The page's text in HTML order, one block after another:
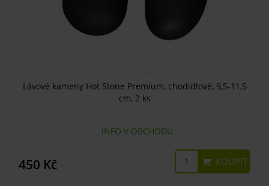
Lávové kameny Hot Stone Premium, chodidlové, 9,5-11,5
cm, 2 ks
INFO V OBCHODU
450 Kč KOUPIT